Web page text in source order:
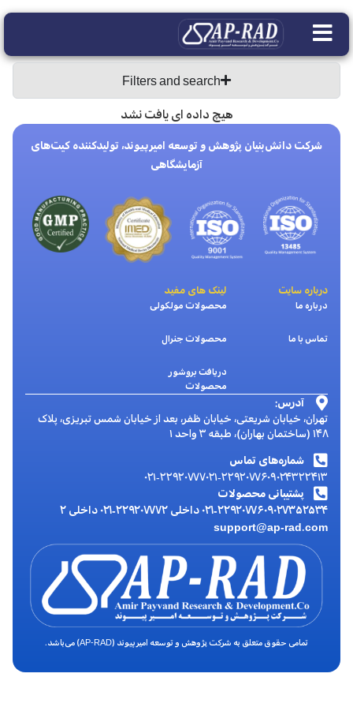
Filters and search
هیچ داده ای یافت نشد
شرکت دانش‌بنیان پژوهش و توسعه امیرپیوند، تولیدکننده کیت‌های
آزمایشگاهی
درباره سایت
درباره ما
تماس با ما
لینک های مفید
محصولات مولکولی
محصولات جنرال
دریافت بروشور
محصولات
آدرس:
تهران، خیابان شریعتی، خیابان ظفر، بعد از خیابان شمس تبریزی، پلاک
۱۴۸ (ساختمان بهاران)، طبقه ۳ واحد ۱
شماره‌های تماس
۰۹۰۲۴۳۲۲۴۱۳۰۲۱-۲۲۹۲۰۷۷۶۰۲۱-۲۲۹۲۰۷۷۷
پشتیبانی محصولات
۰۹۰۲۷۳۵۲۵۳۴۰۲۱-۲۲۹۲۰۷۷۶ داخلی ۲
۰۲۱-۲۲۹۲۰۷۷۷ داخلی ۲
support@ap-rad.com
تمامی حقوق متعلق به شرکت پژوهش و توسعه امیرپیوند (AP-RAD) می‌باشد.